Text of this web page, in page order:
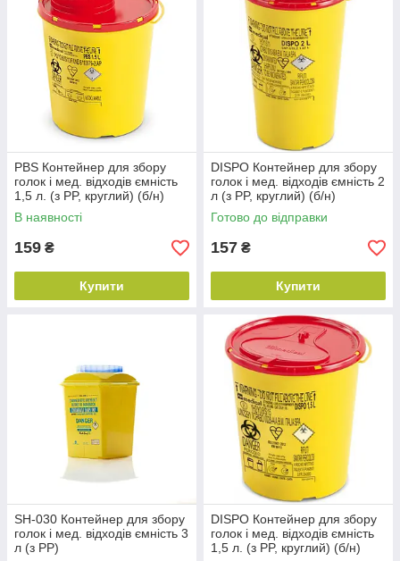
PBS Контейнер для збору
голок і мед. відходів ємність
1,5 л. (з PP, круглий) (б/н)
В наявності
159 ₴
Купити
DISPO Контейнер для збору
голок і мед. відходів ємність 2
л (з PP, круглий) (б/н)
Готово до відправки
157 ₴
Купити
SH-030 Контейнер для збору
голок і мед. відходів ємність 3
л (з PP)
DISPO Контейнер для збору
голок і мед. відходів ємність
1,5 л. (з PP, круглий) (б/н)